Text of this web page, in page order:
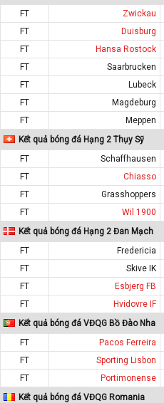
FT
Zwickau
FT
Duisburg
FT
Hansa Rostock
FT
Saarbrucken
FT
Lubeck
FT
Magdeburg
FT
Meppen
Kết quả bóng đá Hạng 2 Thụy Sỹ
FT
Schaffhausen
FT
Chiasso
FT
Grasshoppers
FT
Wil 1900
Kết quả bóng đá Hạng 2 Đan Mạch
FT
Fredericia
FT
Skive IK
FT
Esbjerg FB
FT
Hvidovre IF
Kết quả bóng đá VĐQG Bồ Đào Nha
FT
Pacos Ferreira
FT
Sporting Lisbon
FT
Portimonense
Kết quả bóng đá VĐQG Romania